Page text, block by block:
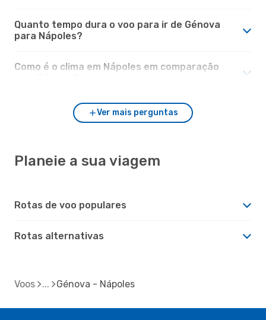
Quanto tempo dura o voo para ir de Génova
para Nápoles?
Como é o clima em Nápoles em comparação
Ver mais perguntas
Planeie a sua viagem
Rotas de voo populares
Rotas alternativas
Voos Génova - Nápoles